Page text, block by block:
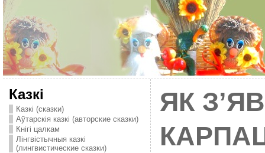
Казкі
Казкі (сказки)
Аўтарскія казкі (авторские сказки)
Кнігі цалкам
Лінгвістычныя казкі
(лингвистические сказки)
ЯК